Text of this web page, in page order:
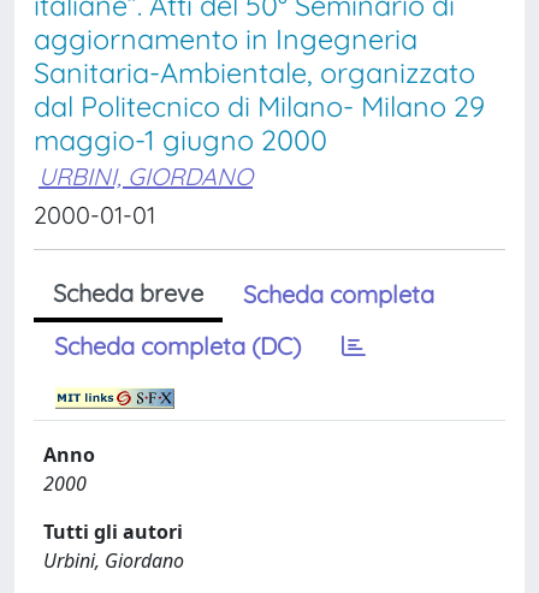
aggiornamento in Ingegneria
Sanitaria-Ambientale, organizzato
dal Politecnico di Milano- Milano 29
maggio-1 giugno 2000
URBINI, GIORDANO
2000-01-01
Scheda breve
Scheda completa
Scheda completa (DC)
Anno
2000
Tutti gli autori
Urbini, Giordano